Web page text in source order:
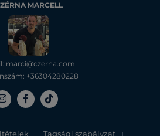
MARCELL
marci@czerna.com
+36304280228
| Tagsági szabályzat |